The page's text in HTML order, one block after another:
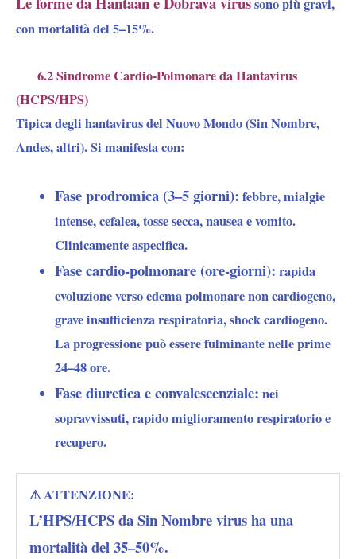
sono più gravi,
con mortalità del 5–15%.
6.2 Sindrome Cardio-Polmonare da Hantavirus
(HCPS/HPS)
Tipica degli hantavirus del Nuovo Mondo (Sin Nombre,
Andes, altri). Si manifesta con:
Fase prodromica (3–5 giorni): febbre, mialgie
intense, cefalea, tosse secca, nausea e vomito.
Clinicamente aspecifica.
Fase cardio-polmonare (ore-giorni): rapida
evoluzione verso edema polmonare non cardiogeno,
grave insufficienza respiratoria, shock cardiogeno.
La progressione può essere fulminante nelle prime
24–48 ore.
Fase diuretica e convalescenziale: nei
sopravvissuti, rapido miglioramento respiratorio e
recupero.
⚠ ATTENZIONE:
L’HPS/HCPS da Sin Nombre virus ha una
mortalità del 35–50%.